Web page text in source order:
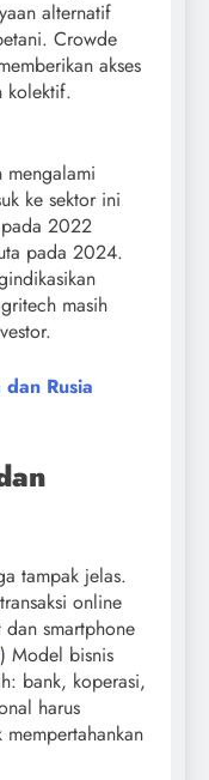
alternatif
Crowde
akses
kolektif.
mengalami
ke sektor ini
2022
pada 2024.
masih
Rusia
tampak jelas.
online
smartphone
) Model bisnis
bank, koperasi,
harus